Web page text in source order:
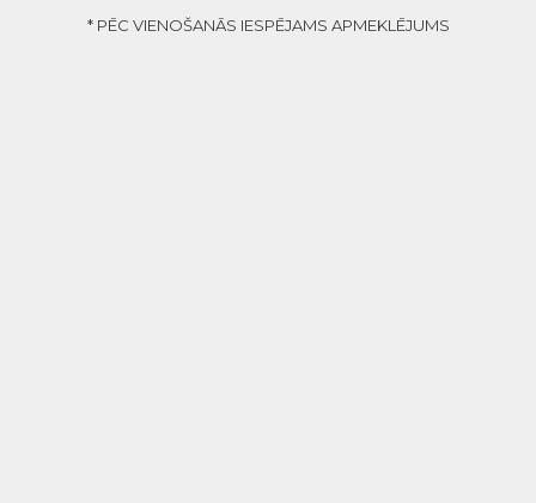
* PĒC VIENOŠANĀS IESPĒJAMS APMEKLĒJUMS